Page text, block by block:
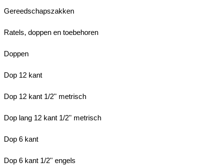
Gereedschapszakken
Ratels, doppen en toebehoren
Doppen
Dop 12 kant
Dop 12 kant 1/2'' metrisch
Dop lang 12 kant 1/2'' metrisch
Dop 6 kant
Dop 6 kant 1/2'' engels